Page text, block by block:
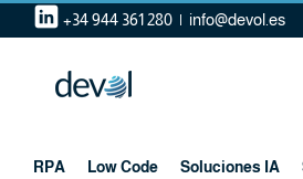
Saltar
contenido
+34 944 361 280 | info@devol.es
RPA Low Code Soluciones IA